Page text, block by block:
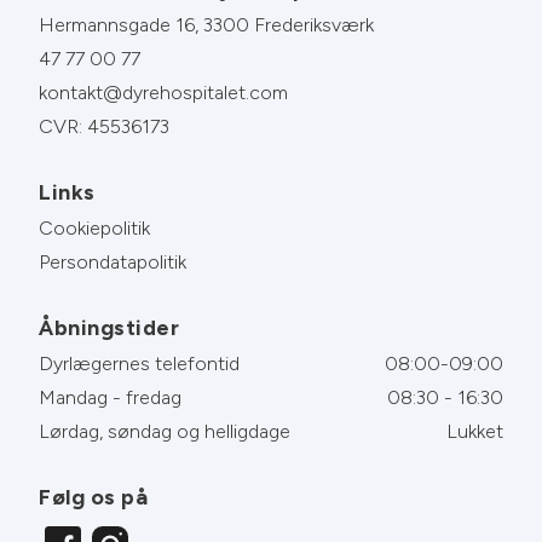
Hermannsgade 16, 3300 Frederiksværk
47 77 00 77
kontakt@dyrehospitalet.com
CVR: 45536173
Links
Cookiepolitik
Persondatapolitik
Åbningstider
Dyrlægernes telefontid
08:00-09:00
Mandag - fredag
08:30 - 16:30
Lørdag, søndag og helligdage
Lukket
Følg os på